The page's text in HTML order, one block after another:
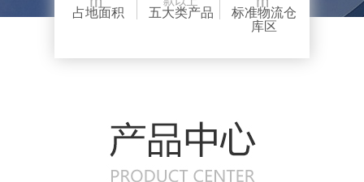
占地面积 五大类产品
标准物流仓
库区